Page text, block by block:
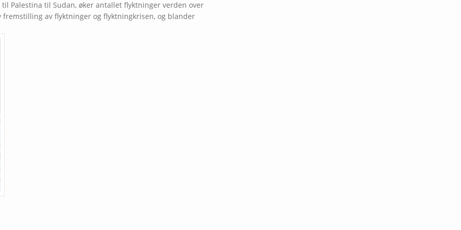
Palestina til Sudan, øker antallet flyktninger verden over
av flyktninger og flyktningkrisen, og blander